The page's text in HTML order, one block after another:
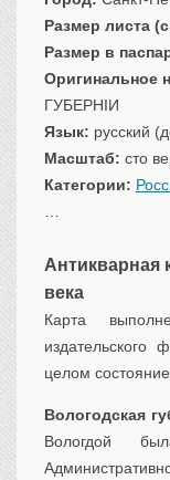
Флора
Охота
Рыбы,
Архитектура
Техника
Связь
Букинистика
Медицина
Оружие, военная
Выставочные
Размер листа
Размер в
Оригинальное
ГУБЕРНIИ
Язык: русский
Масштаб: сто
Категории:
Антикварная
века
Карта
издательского
целом
Вологодская
Вологдой